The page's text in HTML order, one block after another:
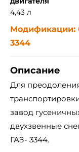
4,43 л
Модификации:
3344
Описание
Для
завод
двухзвенные
ГАЗ- 3344.